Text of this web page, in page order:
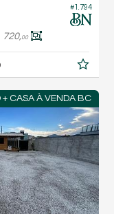
#1.794
720,00
+ CASA À VENDA BC